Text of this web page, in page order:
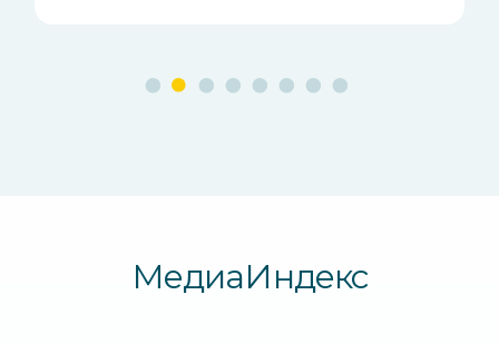
МедиаИндекс